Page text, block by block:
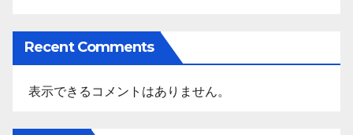
Recent Comments
表示できるコメントはありません。